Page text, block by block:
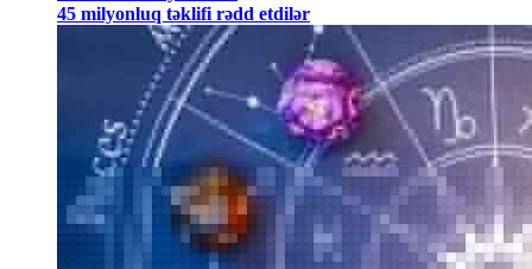
45 milyonluq təklifi rədd etdilər